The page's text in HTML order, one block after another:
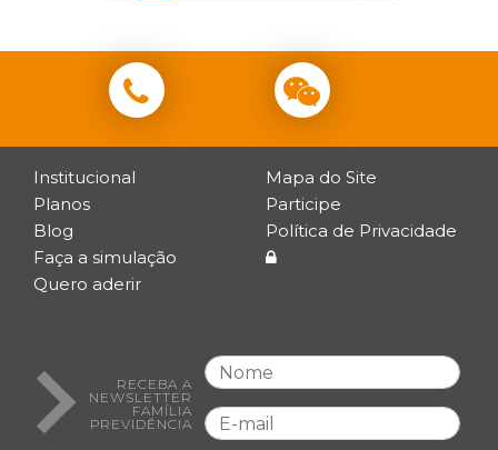
Institucional
Planos
Blog
Faça a simulação
Quero aderir
Mapa do Site
Participe
Política de Privacidade
RECEBA A
NEWSLETTER
FAMÍLIA
PREVIDÊNCIA